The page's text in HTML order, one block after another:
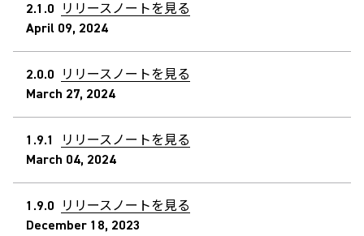
2.1.0 リリースノートを見る
April 09, 2024
2.0.0 リリースノートを見る
March 27, 2024
1.9.1
リリースノートを見る
March 04, 2024
1.9.0 リリースノートを見る
December 18, 2023